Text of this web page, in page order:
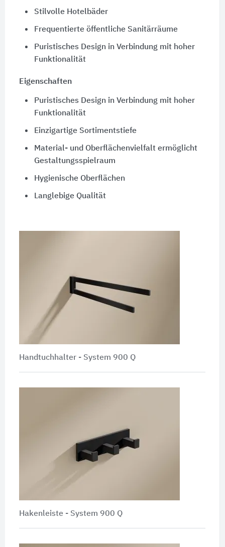
Stilvolle Hotelbäder
Frequentierte öffentliche Sanitärräume
Puristisches Design in Verbindung mit hoher
Funktionalität
Eigenschaften
Puristisches Design in Verbindung mit hoher
Funktionalität
Einzigartige Sortimentstiefe
Material- und Oberflächenvielfalt ermöglicht
Gestaltungsspielraum
Hygienische Oberflächen
Langlebige Qualität
Handtuchhalter - System 900 Q
Hakenleiste - System 900 Q